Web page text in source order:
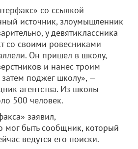
со ссылкой
источник, злоумышленник
у девятиклассника
со своими ровесниками
Он пришел в школу,
и нанес троим
поджег школу», —
агентства. Из школы
500 человек.
заявил,
мог быть сообщник, который
ведутся его поиски.